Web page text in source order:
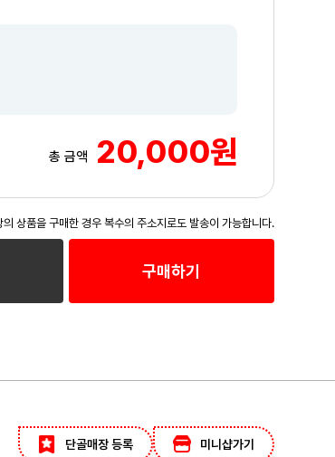
3/3
총 금액 20,000원
상품을 구매한 경우 복수의 주소지로도 발송이 가능합니다.
구매하기
단골매장 등록 미니샵가기